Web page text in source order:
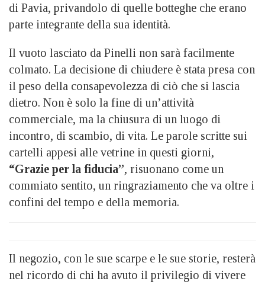
di Pavia, privandolo di quelle botteghe che erano
parte integrante della sua identità.
Il vuoto lasciato da Pinelli non sarà facilmente
colmato. La decisione di chiudere è stata presa con
il peso della consapevolezza di ciò che si lascia
dietro. Non è solo la fine di un’attività
commerciale, ma la chiusura di un luogo di
incontro, di scambio, di vita. Le parole scritte sui
cartelli appesi alle vetrine in questi giorni,
“Grazie per la fiducia”, risuonano come un
commiato sentito, un ringraziamento che va oltre i
confini del tempo e della memoria.
Il negozio, con le sue scarpe e le sue storie, resterà
nel ricordo di chi ha avuto il privilegio di vivere